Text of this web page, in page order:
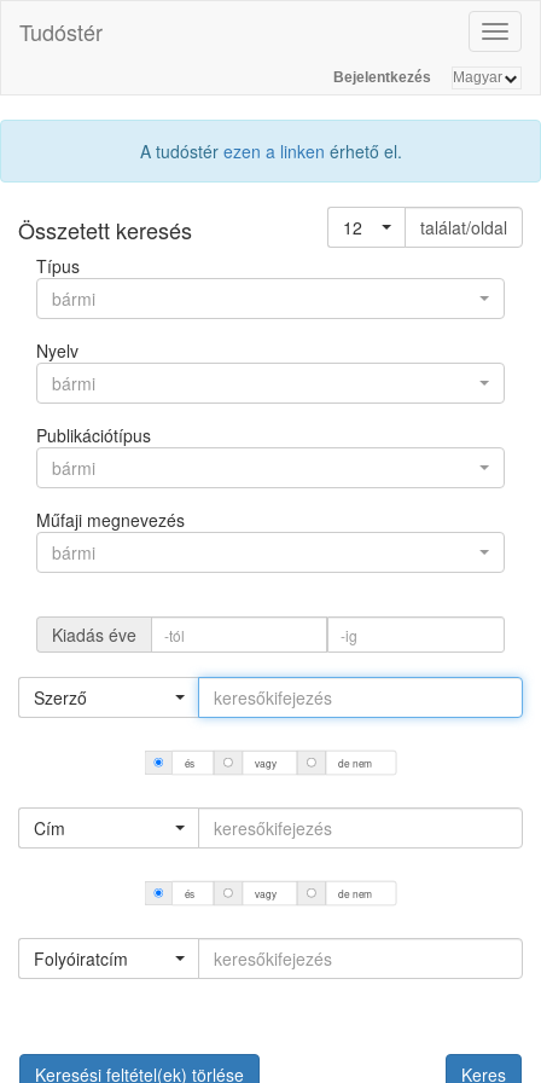
Tudóstér
Bejelentkezés
A tudóstér ezen a linken érhető el.
Összetett keresés 12
találat/oldal
Típus
bármi
Nyelv
bármi
Publikációtípus
bármi
Műfaji megnevezés
bármi
Kiadás éve
Szerző
és vagy de nem
Cím
és vagy de nem
Folyóiratcím
Keresési feltétel(ek) törlése